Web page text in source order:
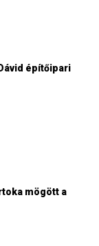
építőipari
mögött a